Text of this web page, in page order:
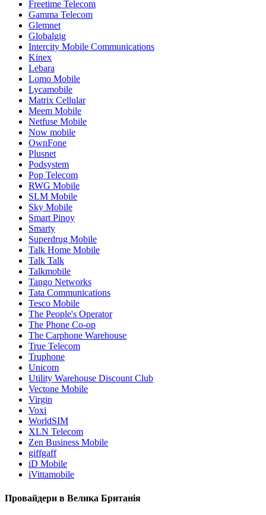
Freetime Telecom
Gamma Telecom
Glemnet
Globalgig
Intercity Mobile Communications
Kinex
Lebara
Lomo Mobile
Lycamobile
Matrix Cellular
Meem Mobile
Netfuse Mobile
Now mobile
OwnFone
Plusnet
Podsystem
Pop Telecom
RWG Mobile
SLM Mobile
Sky Mobile
Smart Pinoy
Smarty
Superdrug Mobile
Talk Home Mobile
Talk Talk
Talkmobile
Tango Networks
Tata Communications
Tesco Mobile
The People's Operator
The Phone Co-op
The Carphone Warehouse
True Telecom
Truphone
Unicom
Utility Warehouse Discount Club
Vectone Mobile
Virgin
Voxi
WorldSIM
XLN Telecom
Zen Business Mobile
giffgaff
iD Mobile
iVittamobile
Провайдери в Велика Британія